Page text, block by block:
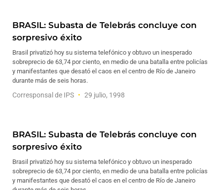
BRASIL: Subasta de Telebrás concluye con
sorpresivo éxito
Brasil privatizó hoy su sistema telefónico y obtuvo un inesperado
sobreprecio de 63,74 por ciento, en medio de una batalla entre policías
y manifestantes que desató el caos en el centro de Río de Janeiro
durante más de seis horas.
Corresponsal de IPS 29 julio, 1998
BRASIL: Subasta de Telebrás concluye con
sorpresivo éxito
Brasil privatizó hoy su sistema telefónico y obtuvo un inesperado
sobreprecio de 63,74 por ciento, en medio de una batalla entre policías
y manifestantes que desató el caos en el centro de Río de Janeiro